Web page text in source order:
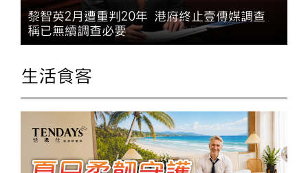
黎智英2月遭重判20年 港府終止壹傳媒調查
稱已無續調查必要
生活食客